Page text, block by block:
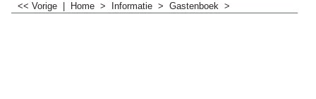
<< Vorige Home > Informatie > Gastenboek >